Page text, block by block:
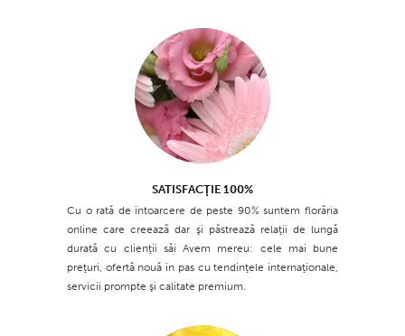
SATISFACŢIE 100%
Cu o rată de întoarcere de peste 90% suntem florăria
online care creează dar şi păstrează relaţii de lungă
durată cu clienţii săi Avem mereu: cele mai bune
preţuri, ofertă nouă în pas cu tendinţele internaţionale,
servicii prompte şi calitate premium.